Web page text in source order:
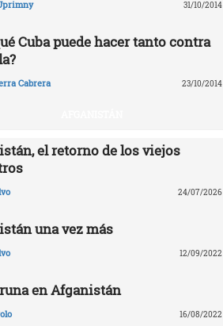
31/10/2014
Cuba puede hacer tanto contra
Cabrera 23/10/2014
el retorno de los viejos
24/07/2026
una vez más
12/09/2022
en Afganistán
16/08/2022